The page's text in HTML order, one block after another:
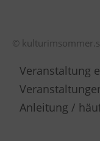
©
Veranstaltung
Anleitung /